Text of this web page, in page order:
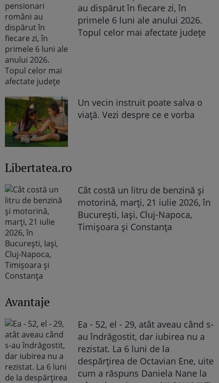
au dispărut în fiecare zi, în
primele 6 luni ale anului 2026.
Topul celor mai afectate județe
Un vecin instruit poate salva o
viață. Vezi despre ce e vorba
Libertatea.ro
Cât costă un litru de benzină și
motorină, marți, 21 iulie 2026, în
București, Iași, Cluj-Napoca,
Timișoara și Constanța
Avantaje
Ea - 52, el - 29, atât aveau când s-
au îndrăgostit, dar iubirea nu a
rezistat. La 6 luni de la
despărțirea de Octavian Ene, uite
cum a răspuns Daniela Nane la